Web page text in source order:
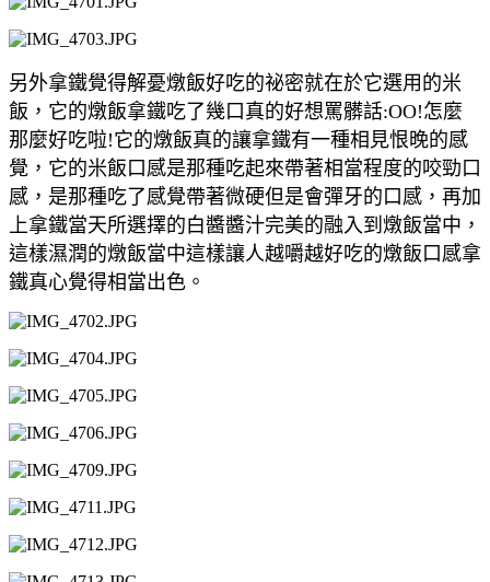
另外拿鐵覺得解憂燉飯好吃的祕密就在於它選用的米
飯，它的燉飯拿鐵吃了幾口真的好想罵髒話:OO!怎麼
那麼好吃啦!它的燉飯真的讓拿鐵有一種相見恨晚的感
覺，它的米飯口感是那種吃起來帶著相當程度的咬勁口
感，是那種吃了感覺帶著微硬但是會彈牙的口感，再加
上拿鐵當天所選擇的白醬醬汁完美的融入到燉飯當中，
這樣濕潤的燉飯當中這樣讓人越嚼越好吃的燉飯口感拿
鐵真心覺得相當出色。